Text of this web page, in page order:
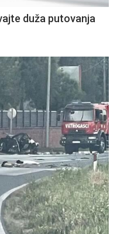
duža putovanja